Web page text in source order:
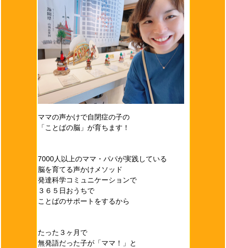
ママの声かけで自閉症の子の
「ことばの脳」が育ちます！
7000人以上のママ・パパが実践している
脳を育てる声かけメソッド
発達科学コミュニケーションで
３６５日おうちで
ことばのサポートをするから
たった３ヶ月で
無発語だった子が「ママ！」と